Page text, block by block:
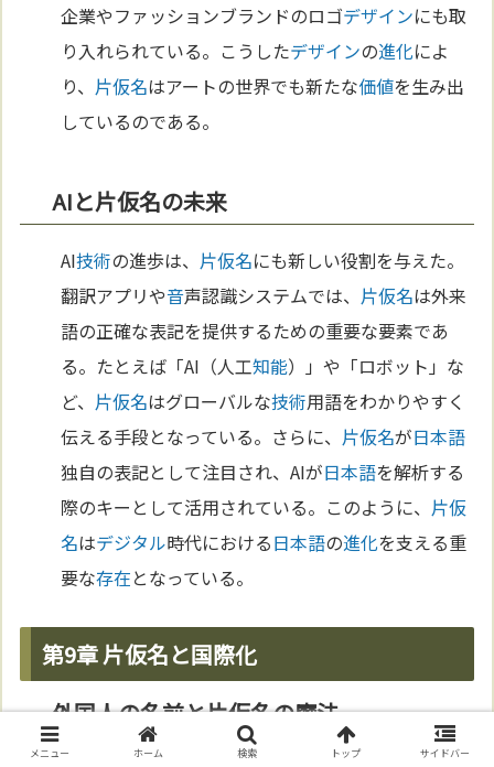
企業やファッションブランドのロゴデザインにも取
り入れられている。こうしたデザインの進化によ
り、 片仮名はアートの世界でも新たな価値を生み出
しているのである。
AIと片仮名の未来
AI技術の進歩は、 片仮名にも新しい役割を与えた。
翻訳アプリや音声認識システムでは、 片仮名は外来
語の正確な表記を提供するための重要な要素であ
る。たとえば「AI（人工知能）」や「ロボット」な
ど、 片仮名はグローバルな技術用語をわかりやすく
伝える手段となっている。さらに、 片仮名が日本語
独自の表記として注目され、AIが日本語を解析する
際のキーとして活用されている。このように、 片仮
名はデジタル時代における日本語の進化を支える重
要な存在となっている。
第9章 片仮名と国際化
外国人の名前と片仮名の魔法
メニュー ホーム 検索 トップ サイドバー